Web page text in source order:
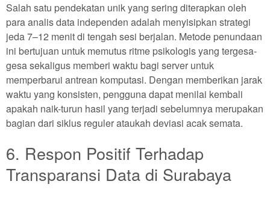
Salah satu pendekatan unik yang sering diterapkan oleh
para analis data independen adalah menyisipkan strategi
jeda 7–12 menit di tengah sesi berjalan. Metode penundaan
ini bertujuan untuk memutus ritme psikologis yang tergesa-
gesa sekaligus memberi waktu bagi server untuk
memperbarui antrean komputasi. Dengan memberikan jarak
waktu yang konsisten, pengguna dapat menilai kembali
apakah naik-turun hasil yang terjadi sebelumnya merupakan
bagian dari siklus reguler ataukah deviasi acak semata.
6. Respon Positif Terhadap
Transparansi Data di Surabaya